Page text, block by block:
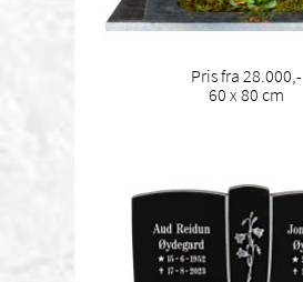
Pris fra 28.000,-
60 x 80 cm